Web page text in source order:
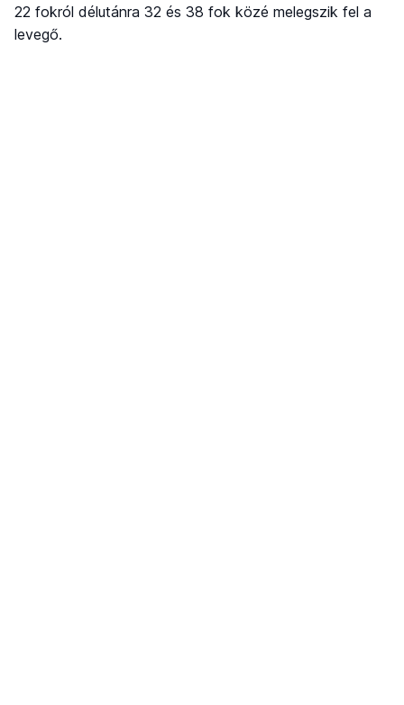
22 fokról délutánra 32 és 38 fok közé melegszik fel a
levegő.